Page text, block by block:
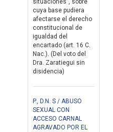
situaciones”, sobre
cuya base pudiera
afectarse el derecho
constitucional de
igualdad del
encartado (art. 16 C.
Nac.). (Del voto del
Dra. Zaratiegui sin
disidencia)
P., D.N. S / ABUSO
SEXUAL CON
ACCESO CARNAL
AGRAVADO POR EL